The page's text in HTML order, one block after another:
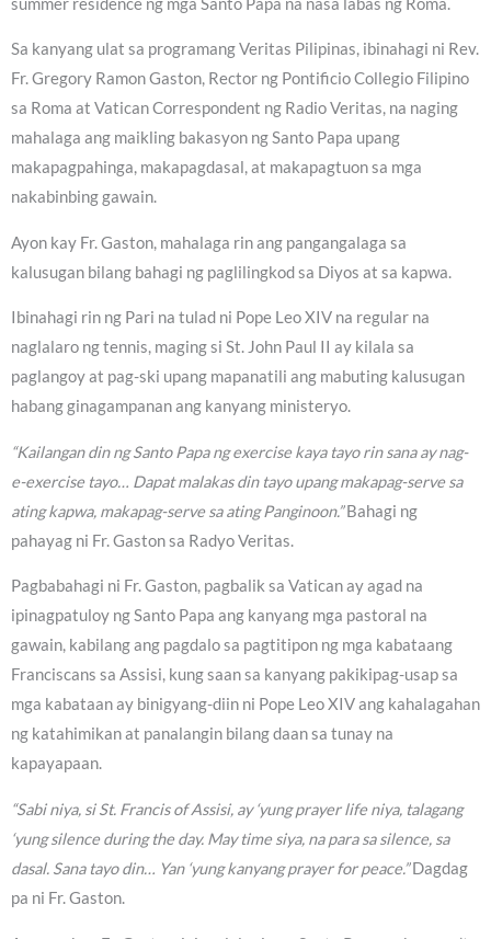
Sa kanyang ulat sa programang Veritas Pilipinas, ibinahagi ni Rev.
Fr. Gregory Ramon Gaston, Rector ng Pontificio Collegio Filipino
sa Roma at Vatican Correspondent ng Radio Veritas, na naging
mahalaga ang maikling bakasyon ng Santo Papa upang
makapagpahinga, makapagdasal, at makapagtuon sa mga
nakabinbing gawain.
Ayon kay Fr. Gaston, mahalaga rin ang pangangalaga sa
kalusugan bilang bahagi ng paglilingkod sa Diyos at sa kapwa.
Ibinahagi rin ng Pari na tulad ni Pope Leo XIV na regular na
naglalaro ng tennis, maging si St. John Paul II ay kilala sa
paglangoy at pag-ski upang mapanatili ang mabuting kalusugan
habang ginagampanan ang kanyang ministeryo.
“Kailangan din ng Santo Papa ng exercise kaya tayo rin sana ay nag-
e-exercise tayo… Dapat malakas din tayo upang makapag-serve sa
ating kapwa, makapag-serve sa ating Panginoon.”Bahagi ng
pahayag ni Fr. Gaston sa Radyo Veritas.
Pagbabahagi ni Fr. Gaston, pagbalik sa Vatican ay agad na
ipinagpatuloy ng Santo Papa ang kanyang mga pastoral na
gawain, kabilang ang pagdalo sa pagtitipon ng mga kabataang
Franciscans sa Assisi, kung saan sa kanyang pakikipag-usap sa
mga kabataan ay binigyang-diin ni Pope Leo XIV ang kahalagahan
ng katahimikan at panalangin bilang daan sa tunay na
kapayapaan.
“Sabi niya, si St. Francis of Assisi, ay ‘yung prayer life niya, talagang
‘yung silence during the day. May time siya, na para sa silence, sa
dasal. Sana tayo din… Yan ‘yung kanyang prayer for peace.”Dagdag
pa ni Fr. Gaston.